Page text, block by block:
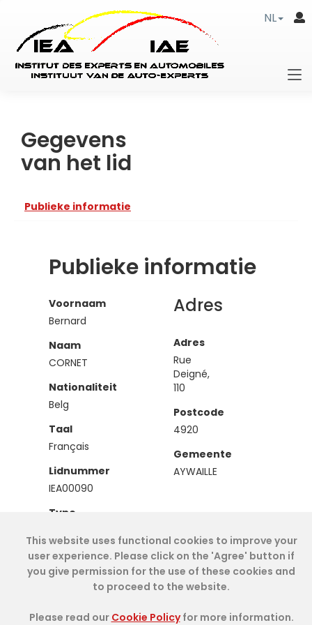
NL
Gegevens
van het lid
Publieke informatie
Publieke informatie
Voornaam
Bernard
Naam
CORNET
Nationaliteit
Belg
Taal
Français
Lidnummer
IEA00090
Type
Adres
Adres
Rue
Deigné,
110
Postcode
4920
Gemeente
AYWAILLE
Cookie Policy- IAE-IEA2026-My Dashboard
This website uses functional cookies to improve your
user experience. Please click on the 'Agree' button if
you give permission for the use of these cookies and
to proceed to the website.
Please read our Cookie Policyfor more information.